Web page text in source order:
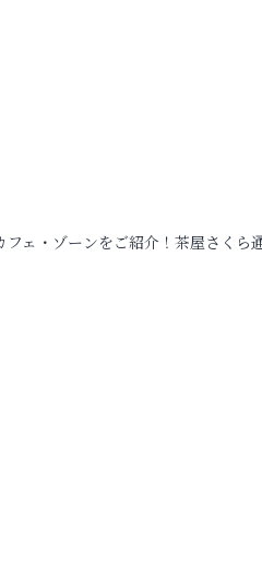
ェ・ゾーンをご紹介！茶屋さくら